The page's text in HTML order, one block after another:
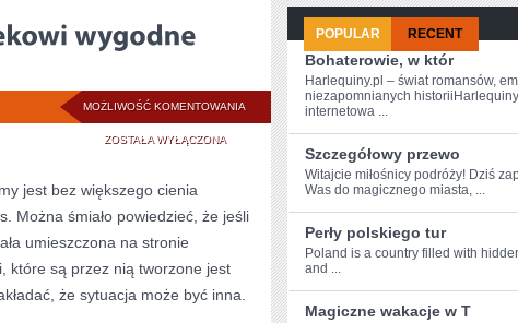
MOŻLIWOŚĆ KOMENTOWANIA MOTORYZACJA
STWARZA
CZŁOWIEKOWI
WYGODNE
WARUNKI
CODZIENNEGO
ŻYCIA
ZOSTAŁA WYŁĄCZONA
jest bez większego cienia
Można śmiało powiedzieć, że jeśli
umieszczona na stronie
które są przez nią tworzone jest
że sytuacja może być inna.
POPULAR RECENT
Bohaterowie, w któr
Harlequiny.pl – świat romansów,
niezapomnianych
internetowa ...
Szczegółowy przewo
Witajcie ⁢miłośnicy podróży! Dziś
Was do magicznego miasta, ...
Perły polskiego tur
Poland is a country filled with
and ...
Magiczne wakacje w T